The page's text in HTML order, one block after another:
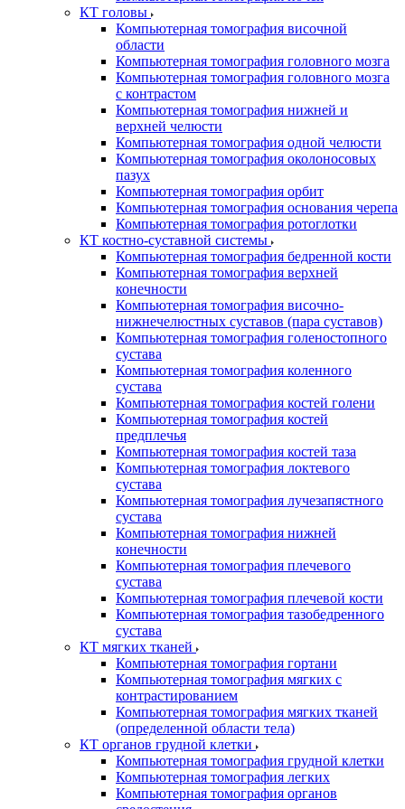
КТ головы
Компьютерная томография височной
области
Компьютерная томография головного мозга
Компьютерная томография головного мозга
с контрастом
Компьютерная томография нижней и
верхней челюсти
Компьютерная томография одной челюсти
Компьютерная томография околоносовых
пазух
Компьютерная томография орбит
Компьютерная томография основания черепа
Компьютерная томография ротоглотки
КТ костно-суставной системы
Компьютерная томография бедренной кости
Компьютерная томография верхней
конечности
Компьютерная томография височно-
нижнечелюстных суставов (пара суставов)
Компьютерная томография голеностопного
сустава
Компьютерная томография коленного
сустава
Компьютерная томография костей голени
Компьютерная томография костей
предплечья
Компьютерная томография костей таза
Компьютерная томография локтевого
сустава
Компьютерная томография лучезапястного
сустава
Компьютерная томография нижней
конечности
Компьютерная томография плечевого
сустава
Компьютерная томография плечевой кости
Компьютерная томография тазобедренного
сустава
КТ мягких тканей
Компьютерная томография гортани
Компьютерная томография мягких с
контрастированием
Компьютерная томография мягких тканей
(определенной области тела)
КТ органов грудной клетки
Компьютерная томография грудной клетки
Компьютерная томография легких
Компьютерная томография органов